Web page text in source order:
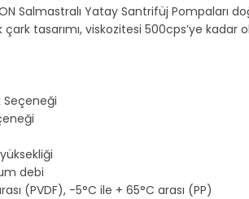
Salmastralı Yatay Santrifüj
çark tasarımı, viskozitesi 500cps’ye kadar
Seçeneği
debi
(PVDF), -5°C ile + 65°C arası (PP)